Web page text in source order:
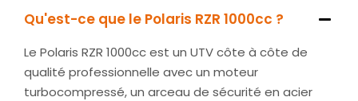
Qu'est-ce que le Polaris RZR 1000cc ?
Le Polaris RZR 1000cc est un UTV côte à côte de
qualité professionnelle avec un moteur
turbocompressé, un arceau de sécurité en acier